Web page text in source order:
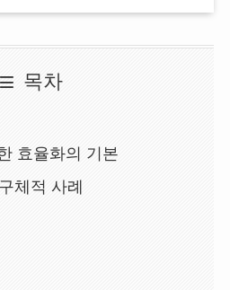
목차
효율화의 기본
체적 사례